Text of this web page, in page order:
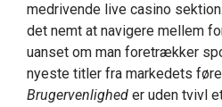
medrivende live casino
det nemt at navigere mellem
uanset om man foretrækker
nyeste titler fra markedets
Brugervenlighed er uden tvivl